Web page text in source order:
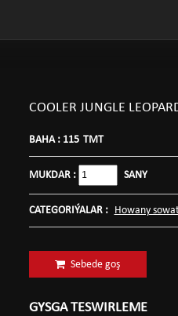
COOLER JUNGLE
BAHA : 115 TMT
MUKDAR : SANY
CATEGORIÝALAR : Howany
Sebede goş
GYSGA TESWIRLEME